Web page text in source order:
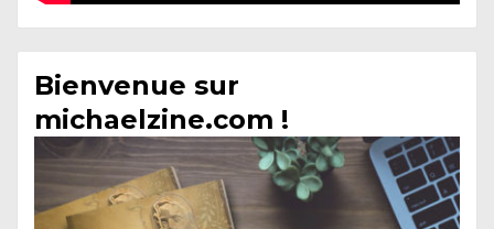
Bienvenue sur
michaelzine.com !